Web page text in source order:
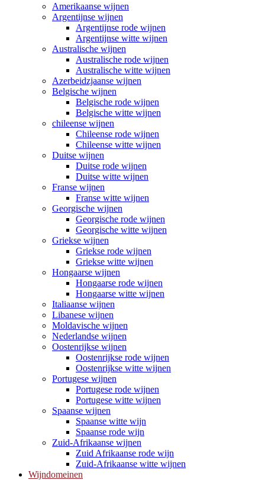
Amerikaanse wijnen
Argentijnse wijnen
Argentijnse rode wijnen
Argentijnse witte wijnen
Australische wijnen
Australische rode wijnen
Australische witte wijnen
Azerbeidzjaanse wijnen
Belgische wijnen
Belgische rode wijnen
Belgische witte wijnen
chileense wijnen
Chileense rode wijnen
Chileense witte wijnen
Duitse wijnen
Duitse rode wijnen
Duitse witte wijnen
Franse wijnen
Franse witte wijnen
Georgische wijnen
Georgische rode wijnen
Georgische witte wijnen
Griekse wijnen
Griekse rode wijnen
Griekse witte wijnen
Hongaarse wijnen
Hongaarse rode wijnen
Hongaarse witte wijnen
Italiaanse wijnen
Libanese wijnen
Moldavische wijnen
Nederlandse wijnen
Oostenrijkse wijnen
Oostenrijkse rode wijnen
Oostenrijkse witte wijnen
Portugese wijnen
Portugese rode wijnen
Portugese witte wijnen
Spaanse wijnen
Spaanse witte wijn
Spaanse rode wijn
Zuid-Afrikaanse wijnen
Zuid Afrikaanse rode wijn
Zuid-Afrikaanse witte wijnen
Wijndomeinen